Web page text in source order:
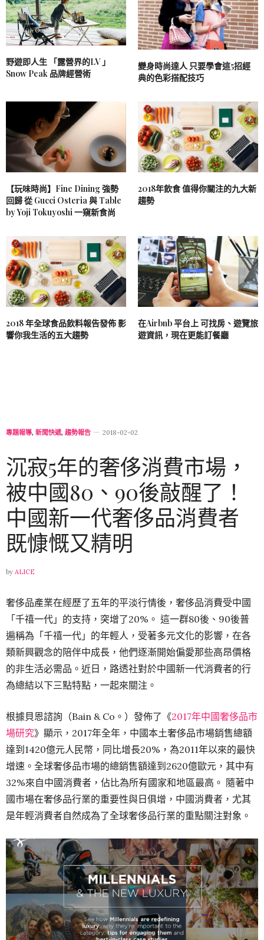
野遊即人生 「露營界的LV 」
Snow Peak 品牌經營術
變身時尚達人 只要學會這5招經
典的色彩搭配技巧
【玩味時尚】Fine Dining 強勢
回歸 從 Gucci Osteria 與 Table
by Yoji Tokuyoshi 一窺新食尚
2018年飲食 值得你關注的九大新
趨勢
2018 年全球食品飲料報告發佈 影
響你我生活的五大趨勢
在Airbnb 平台上 可找房、遊覽旅
遊資訊，現在更能訂餐廳
專題報導, 新聞快遞, 趨勢報告 2018-02-02
沉寂5年的奢侈消費市場，
被中國80、90後敲醒了！
中國新一代奢侈品消費者
既慷慨又精明
by ALICE
奢侈品產業在經歷了五年的平淡行情後，奢侈品消費受中國
「千禧一代」的支持，突增了20%。 這一群80後、90後普
遍稱為「千禧一代」的年輕人，受著多元文化的影響，在各
類新興觀念的陪伴中成長，他們逐漸開始偏愛那些高昂價格
的非生活必需品。近日，路透社對於中國新一代消費者的行
為總結以下三點特點，一起來關注。
根據貝恩諮詢（Bain & Co。）發佈了《2017年中國奢侈品市
場研究》顯示，2017年全年，中國本土奢侈品市場銷售總額
達到1420億元人民幣，同比增長20%，為2011年以來的最快
增速。全球奢侈品市場的總銷售額達到2620億歐元，其中有
32%來自中國消費者，佔比為所有國家和地區最高。 隨著中
國市場在奢侈品行業的重要性與日俱增，中國消費者，尤其
是年輕消費者自然成為了全球奢侈品行業的重點關注對象。